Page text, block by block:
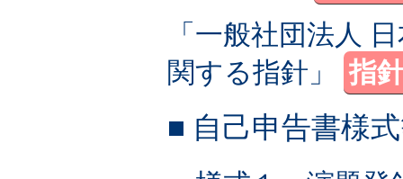
「一般社団法人
関する指針」
指
■ 自己申告書様